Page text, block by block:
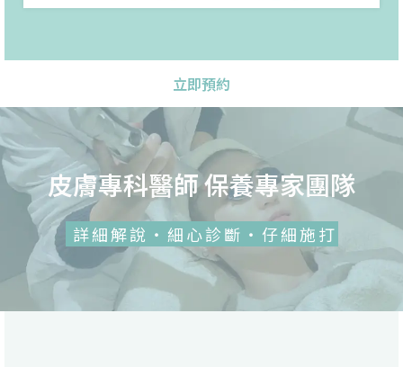
立即預約
皮膚專科醫師 保養專家團隊
詳細解說・細心診斷・仔細施打